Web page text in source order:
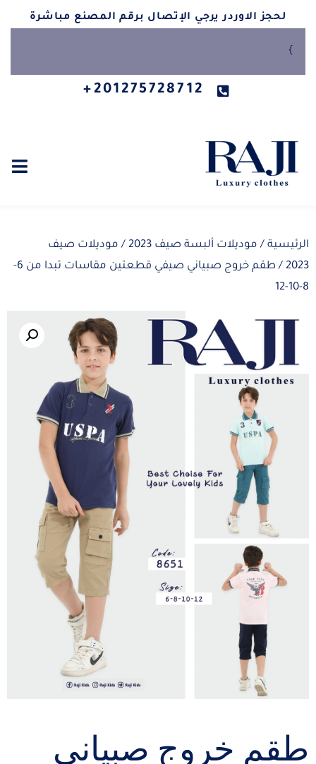
لحجز الاوردر يرجي الإتصال برقم المصنع مباشرة
}
201275728712+
الرئيسية / موديلات ألبسة صيف 2023 / موديلات صيف
2023
/ طقم خروج صبياني صيفي قطعتين مقاسات تبدا من 6-
8-10-12
طقم خروج صبياني